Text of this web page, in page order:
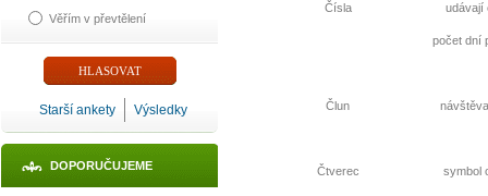
Věřím v převtělení
Starší ankety Výsledky
DOPORUČUJEME
Čísla udávají
počet dní
Člun
Čtverec symbol